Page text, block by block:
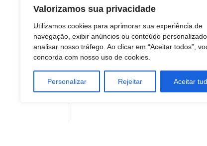
Valorizamos sua privacidade
Utilizamos cookies para aprimorar sua experiência de
navegação, exibir anúncios ou conteúdo
analisar nosso tráfego. Ao clicar em “Aceitar todos”,
concorda com nosso uso de cookies.
Personalizar Rejeitar Aceitar
Artigo anterior
Biocombustíveis aceleram decisões de
integração industrial
Redação Botucatu